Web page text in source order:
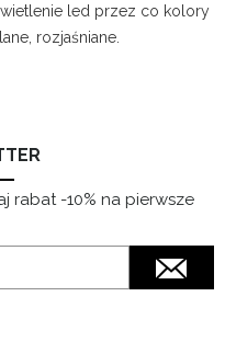
led przez co kolory
rozjaśniane.
rabat -10% na pierwsze